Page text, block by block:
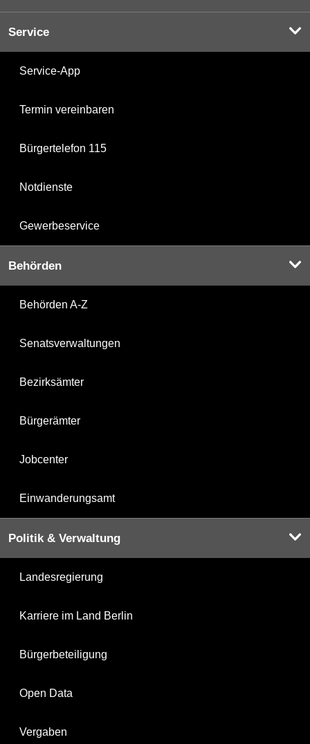
Service
Service-App
Termin vereinbaren
Bürgertelefon 115
Notdienste
Gewerbeservice
Behörden
Behörden A-Z
Senatsverwaltungen
Bezirksämter
Bürgerämter
Jobcenter
Einwanderungsamt
Politik & Verwaltung
Landesregierung
Karriere im Land Berlin
Bürgerbeteiligung
Open Data
Vergaben